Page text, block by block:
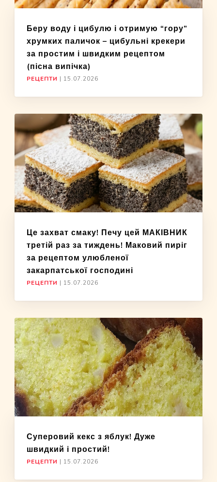
Беру воду і цибулю і отримую “гору”
хрумких паличок – цибульні крекери
за простим і швидким рецептом
(пісна випічка)
РЕЦЕПТИ | 15.07.2026
Це захват смаку! Печу цей МАКІВНИК
третій раз за тиждень! Маковий пиріг
за рецептом улюбленої
закарпатської господині
РЕЦЕПТИ | 15.07.2026
Суперовий кекс з яблук! Дуже
швидкий і простий!
РЕЦЕПТИ | 15.07.2026